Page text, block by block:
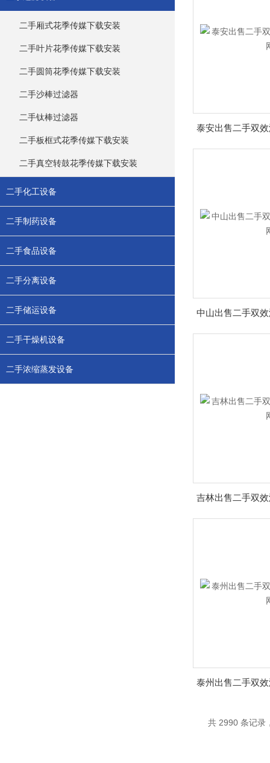
二手厢式花季传媒下载安装
二手叶片花季传媒下载安装
二手圆筒花季传媒下载安装
二手沙棒过滤器
二手钛棒过滤器
二手板框式花季传媒下载安装
二手真空转鼓花季传媒下载安装
二手化工设备
二手制药设备
二手食品设备
二手分离设备
二手储运设备
二手干燥机设备
二手浓缩蒸发设备
共 2990 条记